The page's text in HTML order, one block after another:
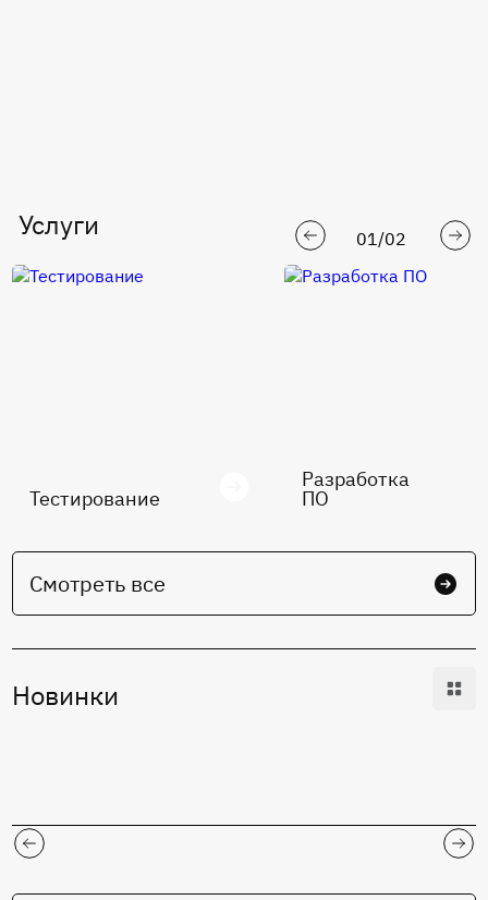
Услуги 01 /02
Тестирование
Разработка
ПО
Смотреть все
Новинки